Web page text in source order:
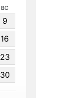
ВС
9
16
23
30